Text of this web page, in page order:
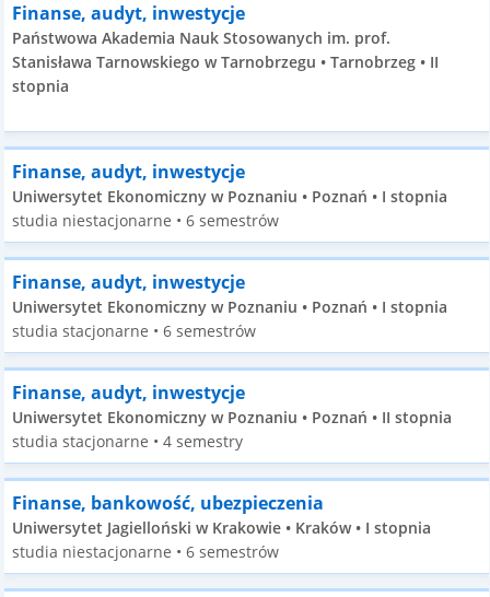
Finanse, audyt, inwestycje
Państwowa Akademia Nauk Stosowanych im. prof.
Stanisława Tarnowskiego w Tarnobrzegu • Tarnobrzeg • II
stopnia
Finanse, audyt, inwestycje
Uniwersytet Ekonomiczny w Poznaniu • Poznań • I stopnia
studia niestacjonarne • 6 semestrów
Finanse, audyt, inwestycje
Uniwersytet Ekonomiczny w Poznaniu • Poznań • I stopnia
studia stacjonarne • 6 semestrów
Finanse, audyt, inwestycje
Uniwersytet Ekonomiczny w Poznaniu • Poznań • II stopnia
studia stacjonarne • 4 semestry
Finanse, bankowość, ubezpieczenia
Uniwersytet Jagielloński w Krakowie • Kraków • I stopnia
studia niestacjonarne • 6 semestrów